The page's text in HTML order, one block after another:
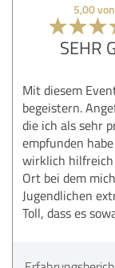
5,00
SEHR
Mit diesem
begeistern.
die ich als sehr
empfunden
wirklich
Ort bei dem
Jugendlichen
Toll, dass es